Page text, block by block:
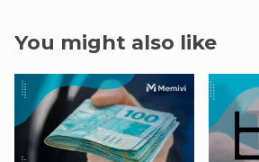
You might also like